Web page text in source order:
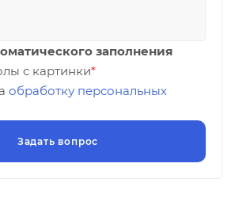
заполнения
с картинки*
обработку персональных